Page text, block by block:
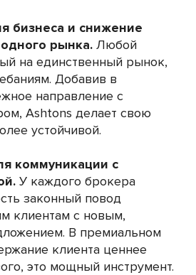
бизнеса и снижение
рынка. Любой
на единственный рынок,
Добавив в
направление с
Ashtons делает свою
устойчивой.
коммуникации с
У каждого брокера
законный повод
клиентам с новым,
В премиальном
клиента ценнее
это мощный инструмент.